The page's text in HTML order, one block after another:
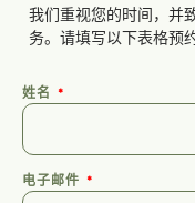
我们重视您的时间，并
务。请填写以下表格预
姓名
电子邮件